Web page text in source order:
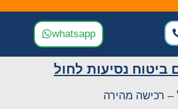
whatsapp
ביטוח נסיעות לחול
– רכישה מהירה